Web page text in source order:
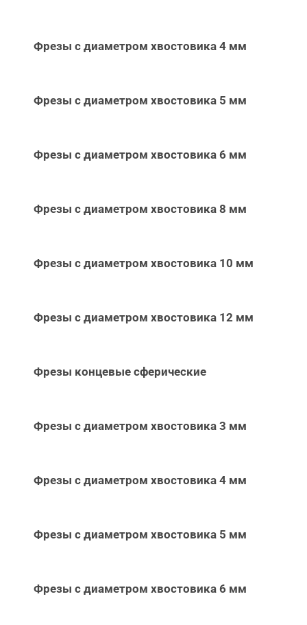
Фрезы с диаметром хвостовика 4 мм
Фрезы с диаметром хвостовика 5 мм
Фрезы с диаметром хвостовика 6 мм
Фрезы с диаметром хвостовика 8 мм
Фрезы с диаметром хвостовика 10 мм
Фрезы с диаметром хвостовика 12 мм
Фрезы концевые сферические
Фрезы с диаметром хвостовика 3 мм
Фрезы с диаметром хвостовика 4 мм
Фрезы с диаметром хвостовика 5 мм
Фрезы с диаметром хвостовика 6 мм